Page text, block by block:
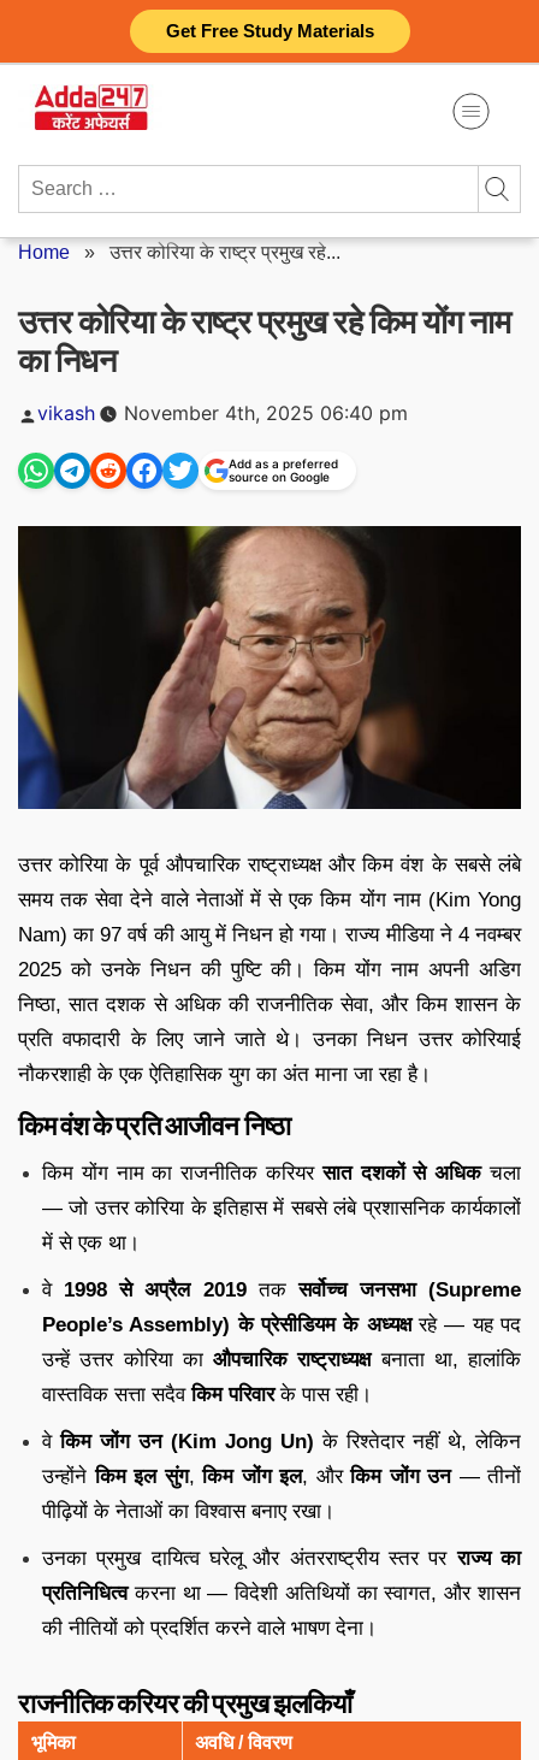
Get Free Study Materials
content
Search
Home »उत्तर कोरिया के राष्ट्र प्रमुख रहे...
उत्तर कोरिया के राष्ट्र प्रमुख रहे किम योंग नाम
का निधन
Posted
vikash November 4th, 2025 06:40 pm
Add as a preferred
source on Google
उत्तर कोरिया के पूर्व औपचारिक राष्ट्राध्यक्ष और किम वंश के सबसे लंबे
समय तक सेवा देने वाले नेताओं में से एक किम योंग नाम (Kim Yong
Nam) का 97 वर्ष की आयु में निधन हो गया। राज्य मीडिया ने 4 नवम्बर
2025 को उनके निधन की पुष्टि की। किम योंग नाम अपनी अडिग
निष्ठा, सात दशक से अधिक की राजनीतिक सेवा, और किम शासन के
प्रति वफादारी के लिए जाने जाते थे। उनका निधन उत्तर कोरियाई
नौकरशाही के एक ऐतिहासिक युग का अंत माना जा रहा है।
किम वंश के प्रति आजीवन निष्ठा
किम योंग नाम का राजनीतिक करियरसात दशकों से अधिकचला
— जो उत्तर कोरिया के इतिहास में सबसे लंबे प्रशासनिक कार्यकालों
में से एक था।
वे 1998 से अप्रैल 2019तकसर्वोच्च जनसभा (Supreme
People’s Assembly) के प्रेसीडियम के अध्यक्षरहे — यह पद
उन्हें उत्तर कोरिया का औपचारिक राष्ट्राध्यक्षबनाता था, हालांकि
वास्तविक सत्ता सदैवकिम परिवारके पास रही।
वेकिम जोंग उन (Kim Jong Un) के रिश्तेदार नहीं थे, लेकिन
उन्होंनेकिम इल सुंग,किम जोंग इल, औरकिम जोंग उन— तीनों
पीढ़ियों के नेताओं का विश्वास बनाए रखा।
उनका प्रमुख दायित्व घरेलू और अंतरराष्ट्रीय स्तर परराज्य का
प्रतिनिधित्वकरना था — विदेशी अतिथियों का स्वागत, और शासन
की नीतियों को प्रदर्शित करने वाले भाषण देना।
राजनीतिक करियर की प्रमुख झलकियाँ
भूमिका अवधि / विवरण